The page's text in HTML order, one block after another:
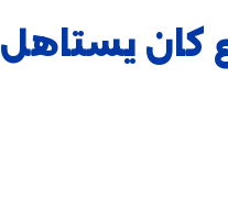
كان يستاهل